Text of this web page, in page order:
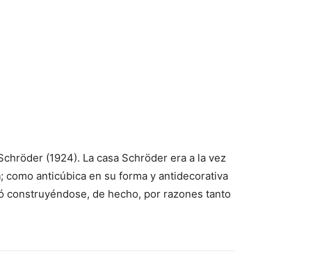
(1924). La casa Schröder era a la vez
anticúbica en su forma y antidecorativa
construyéndose, de hecho, por razones tanto